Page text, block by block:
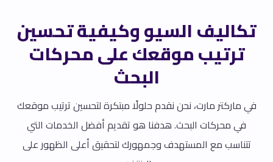
تكاليف السيو وكيفية تحسين
ترتيب موقعك على محركات
البحث
في ماركتر مارت، نحن نقدم حلولًا مبتكرة لتحسين ترتيب موقعك
في محركات البحث. هدفنا هو تقديم أفضل الخدمات التي
تتناسب مع المستهدف وجمهورك لتحقيق أعلى الظهور على